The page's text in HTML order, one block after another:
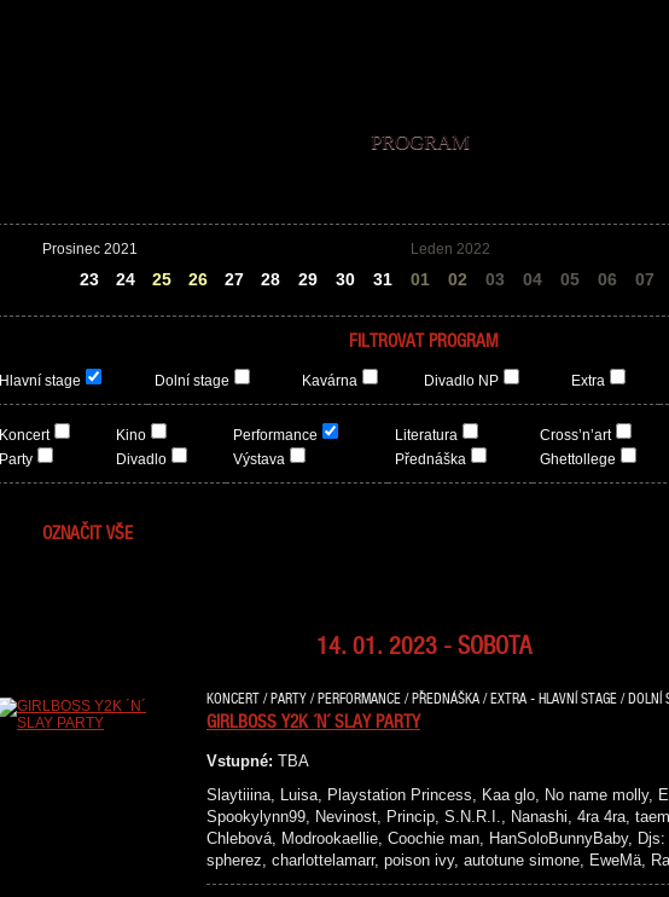
PROGRAM
Prosinec 2021
23 24 25 26 27 28 29 30 31
Leden 2022
01 02 03 04 05 06 07
FILTROVAT PROGRAM
Hlavní stage Dolní stage Kavárna Divadlo NP Extra
Koncert
Party
Kino
Divadlo
Performance
Výstava
Literatura
Přednáška
Cross’n’art
Ghettollege
OZNAČIT VŠE
14. 01. 2023 - SOBOTA
KONCERT / PARTY / PERFORMANCE / PŘEDNÁŠKA / EXTRA - HLAVNÍ STAGE / DOLNÍ
GIRLBOSS Y2K ´N´ SLAY PARTY
Vstupné: TBA
Slaytiiina, Luisa, Playstation Princess, Kaa glo, No name molly,
Spookylynn99, Nevinost, Princip, S.N.R.I., Nanashi, 4ra 4ra,
Chlebová, Modrookaellie, Coochie man, HanSoloBunnyBaby,
spherez, charlottelamarr, poison ivy, autotune simone, EweMä,